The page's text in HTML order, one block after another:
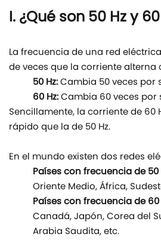
I. ¿Qué son 50 Hz y
La frecuencia de una red
de veces que la corriente
50 Hz:Cambia 50 veces por
60 Hz:Cambia 60 veces por
Sencillamente, la corriente de 60
rápido que la de 50 Hz.
En el mundo existen dos redes
Países con frecuencia de 50
Oriente Medio, África,
Países con frecuencia de 60
Canadá, Japón, Corea del
Arabia Saudita, etc.